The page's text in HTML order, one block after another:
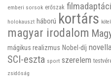
emberi sorsok erőszak
holokauszt háború kortárs
magyar irodalom
mágikus realizmus Nobel-díj
SCI-eszta sport szerelem
zsidóság